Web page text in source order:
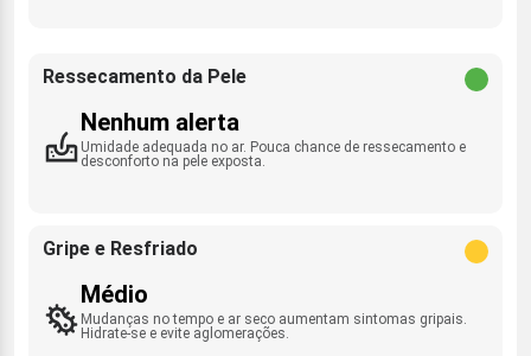
Ressecamento da Pele
Nenhum alerta
Umidade adequada no ar. Pouca chance de ressecamento e
desconforto na pele exposta.
Gripe e Resfriado
Médio
Mudanças no tempo e ar seco aumentam sintomas gripais.
Hidrate-se e evite aglomerações.